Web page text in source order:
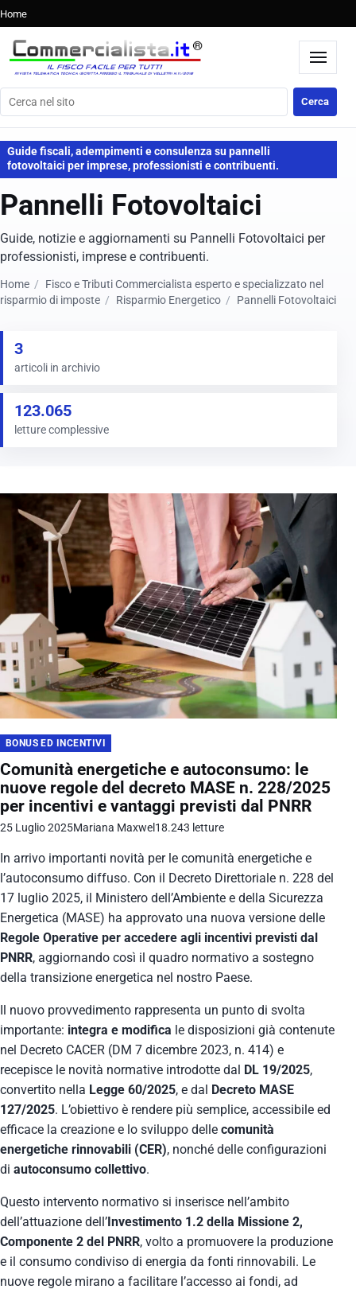
Home
Cerca nel sito Cerca
Guide fiscali, adempimenti e consulenza su pannelli
fotovoltaici per imprese, professionisti e contribuenti.
Pannelli Fotovoltaici
Guide, notizie e aggiornamenti su Pannelli Fotovoltaici per
professionisti, imprese e contribuenti.
Home
Fisco e Tributi Commercialista esperto e specializzato nel
risparmio di imposte
Risparmio Energetico Pannelli Fotovoltaici
3
articoli in archivio
123.065
letture complessive
BONUS ED INCENTIVI
Comunità energetiche e autoconsumo: le
nuove regole del decreto MASE n. 228/2025
per incentivi e vantaggi previsti dal PNRR
25 Luglio 2025Mariana Maxwel 18.243 letture
In arrivo importanti novità per le comunità energetiche e
l’autoconsumo diffuso. Con il Decreto Direttoriale n. 228 del
17 luglio 2025, il Ministero dell’Ambiente e della Sicurezza
Energetica (MASE) ha approvato una nuova versione delle
Regole Operative per accedere agli incentivi previsti dal
PNRR, aggiornando così il quadro normativo a sostegno
della transizione energetica nel nostro Paese.
Il nuovo provvedimento rappresenta un punto di svolta
importante: integra e modifica le disposizioni già contenute
nel Decreto CACER (DM 7 dicembre 2023, n. 414) e
recepisce le novità normative introdotte dal
DL 19/2025,
convertito nella Legge 60/2025, e dal
Decreto MASE
127/2025. L’obiettivo è rendere più semplice, accessibile ed
efficace la creazione e lo sviluppo delle comunità
energetiche rinnovabili (CER), nonché delle configurazioni
di autoconsumo collettivo.
Questo intervento normativo si inserisce nell’ambito
dell’attuazione dell’ Investimento 1.2 della Missione 2,
Componente 2 del PNRR, volto a promuovere la produzione
e il consumo condiviso di energia da fonti rinnovabili. Le
nuove regole mirano a facilitare l’accesso ai fondi, ad